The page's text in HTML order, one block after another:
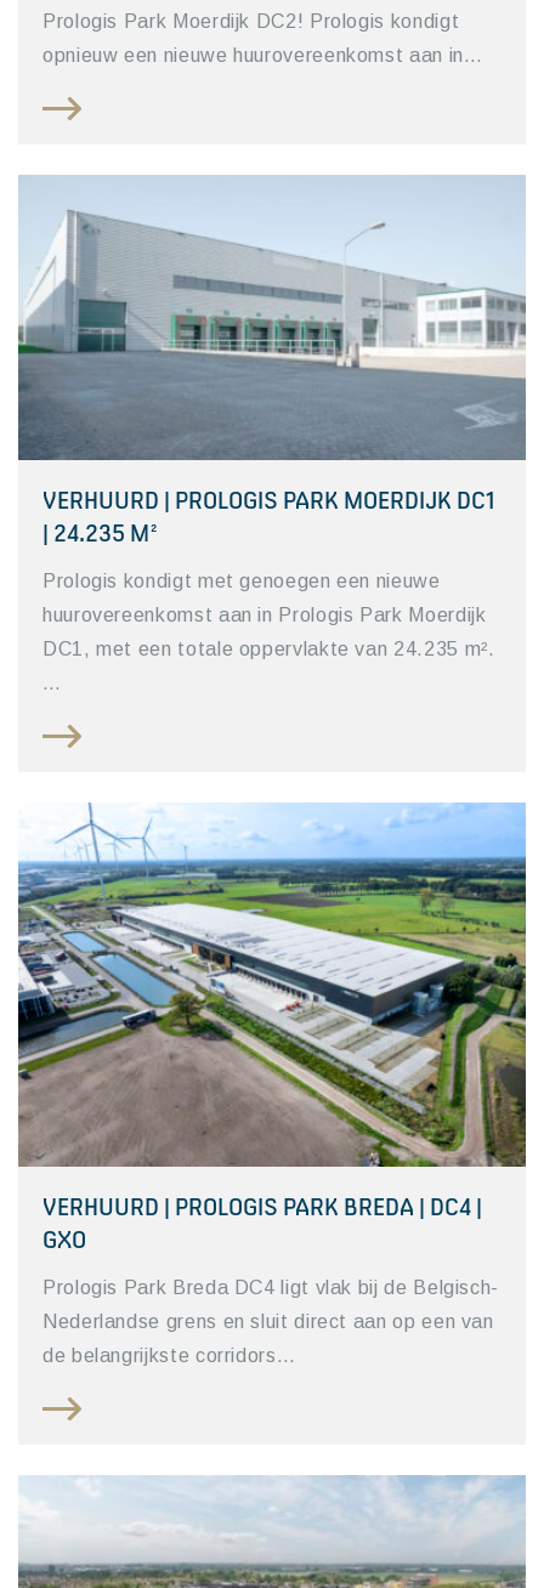
Prologis Park Moerdijk DC2! Prologis kondigt
opnieuw een nieuwe huurovereenkomst aan in…
VERHUURD | PROLOGIS PARK MOERDIJK DC1
| 24.235 M²
Prologis kondigt met genoegen een nieuwe
huurovereenkomst aan in Prologis Park Moerdijk
DC1, met een totale oppervlakte van 24.235 m².
…
VERHUURD | PROLOGIS PARK BREDA | DC4 |
GXO
Prologis Park Breda DC4 ligt vlak bij de Belgisch-
Nederlandse grens en sluit direct aan op een van
de belangrijkste corridors…